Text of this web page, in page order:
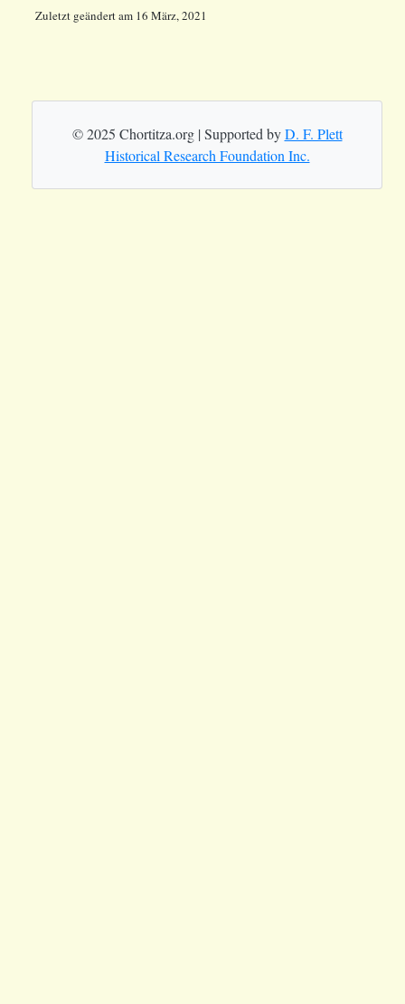
Zuletzt geändertam 16 März, 2021
© 2025 Chortitza.org | Supported byD. F. Plett
Historical Research Foundation Inc.